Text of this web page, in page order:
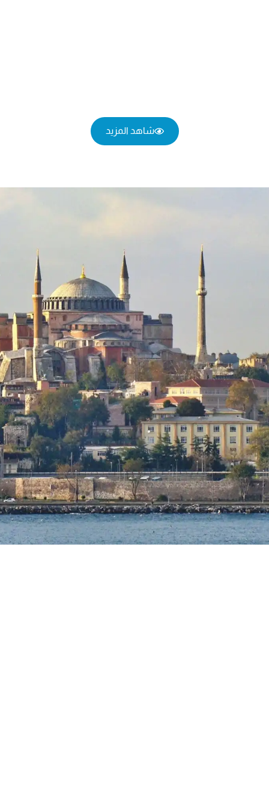
شاهد المزيد